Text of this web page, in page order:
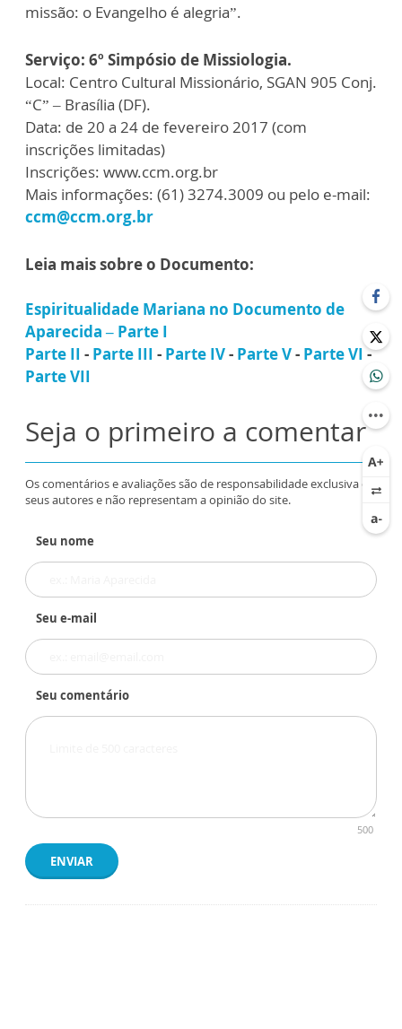
missão: o Evangelho é alegria”.
Serviço: 6º Simpósio de Missiologia.
Local: Centro Cultural Missionário, SGAN 905 Conj.
“C” – Brasília (DF).
Data: de 20 a 24 de fevereiro 2017 (com
inscrições limitadas)
Inscrições: www.ccm.org.br
Mais informações: (61) 3274.3009 ou pelo e-mail:
ccm@ccm.org.br
Leia mais sobre o Documento:
Espiritualidade Mariana no Documento de
Aparecida – Parte I
Parte II - Parte III - Parte IV- Parte V- Parte VI-
Parte VII
Seja o primeiro a comentar
Os comentários e avaliações são de responsabilidade exclusiva de
seus autores e não representam a opinião do site.
Seu nome
Seu e-mail
Seu comentário
500
ENVIAR